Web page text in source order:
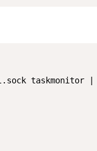
taskmonitor |